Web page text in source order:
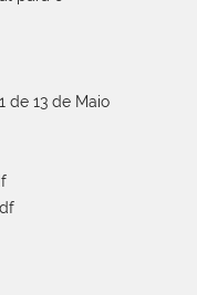
de 13 de Maio